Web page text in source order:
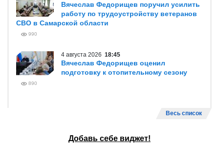
Вячеслав Федорищев поручил усилить
работу по трудоустройству ветеранов
СВО в Самарской области
990
4 августа 2026 18:45
Вячеслав Федорищев оценил
подготовку к отопительному сезону
890
Весь список
Добавь себе виджет!